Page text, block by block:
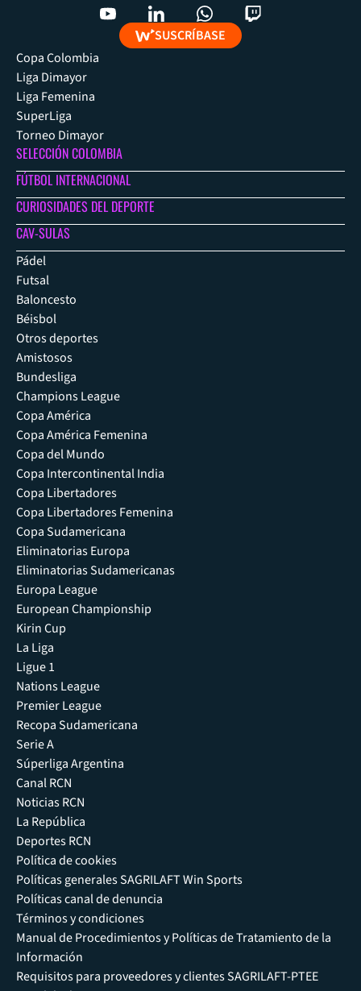
SUSCRÍBASE
Copa Colombia
Liga Dimayor
Liga Femenina
SuperLiga
Torneo Dimayor
SELECCIÓN COLOMBIA
FÚTBOL INTERNACIONAL
CURIOSIDADES DEL DEPORTE
CAV-SULAS
Pádel
Futsal
Baloncesto
Béisbol
Otros deportes
Amistosos
Bundesliga
Champions League
Copa América
Copa América Femenina
Copa del Mundo
Copa Intercontinental India
Copa Libertadores
Copa Libertadores Femenina
Copa Sudamericana
Eliminatorias Europa
Eliminatorias Sudamericanas
Europa League
European Championship
Kirin Cup
La Liga
Ligue 1
Nations League
Premier League
Recopa Sudamericana
Serie A
Súperliga Argentina
Canal RCN
Noticias RCN
La República
Deportes RCN
Política de cookies
Políticas generales SAGRILAFT Win Sports
Políticas canal de denuncia
Términos y condiciones
Manual de Procedimientos y Políticas de Tratamiento de la
Información
Requisitos para proveedores y clientes SAGRILAFT-PTEE